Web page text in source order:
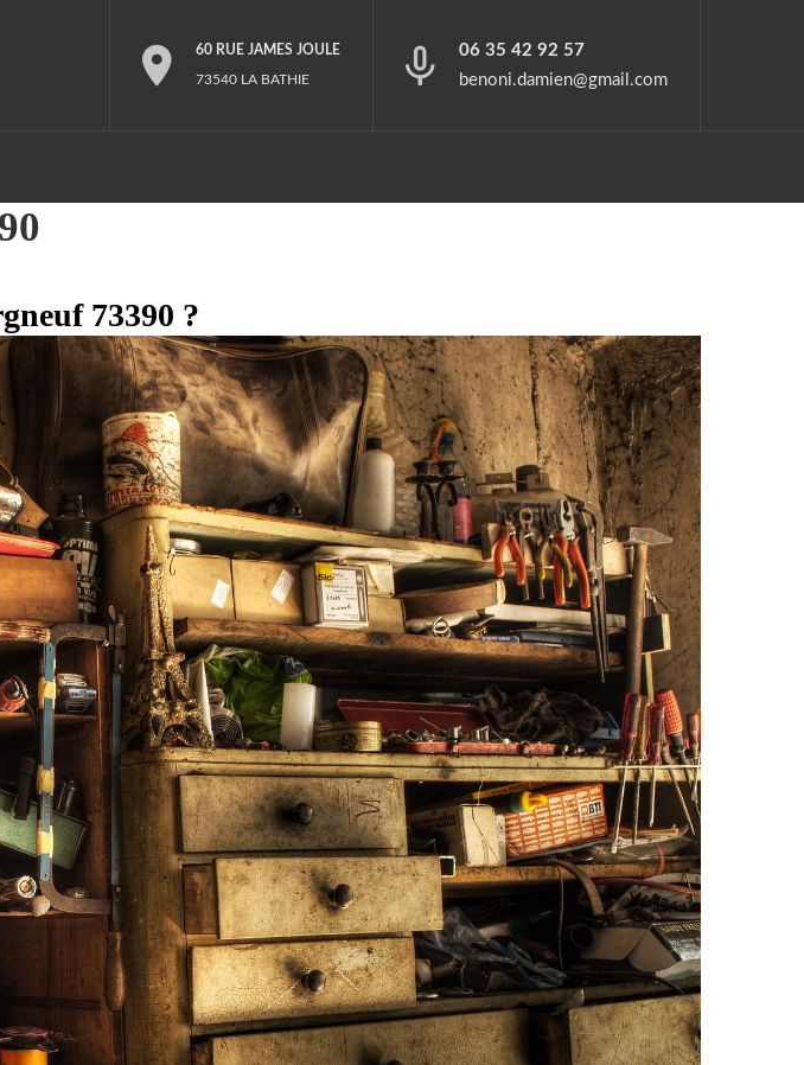
60 RUE JAMES JOULE
73540 LA BATHIE
06 35 42 92 57
benoni.damien@gmail.com
73390 ?